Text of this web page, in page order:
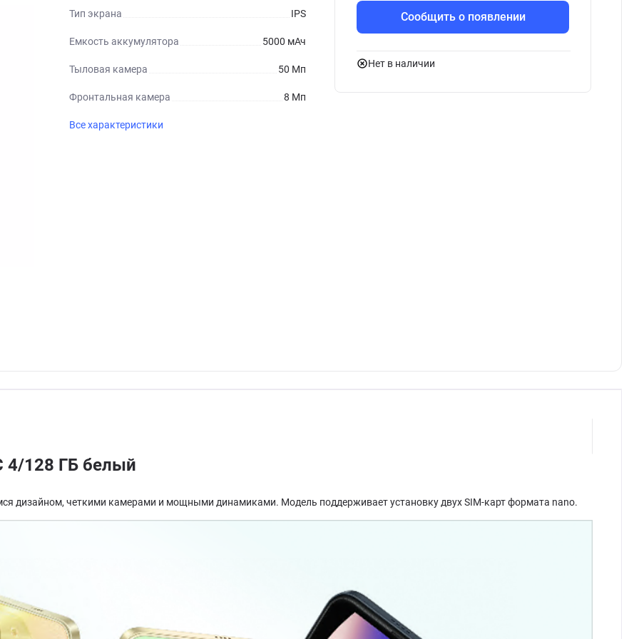
Тип экрана IPS
Емкость аккумулятора 5000 мАч
Тыловая камера 50 Мп
Фронтальная камера 8 Мп
Все характеристики
Сообщить о появлении
Нет в наличии
4/128 ГБ белый
дизайном, четкими камерами и мощными динамиками. Модель поддерживает установку двух SIM-карт формата nano.